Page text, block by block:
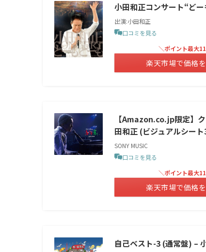
小田和正コンサート“ど
出演:小田和正
口コミを見る
＼ポイント最大
楽天市場で価格
【Amazon.co.jp限定】
田和正 (ビジュアルシー
SONY MUSIC
口コミを見る
＼ポイント最大
楽天市場で価格
自己ベスト-3 (通常盤) –